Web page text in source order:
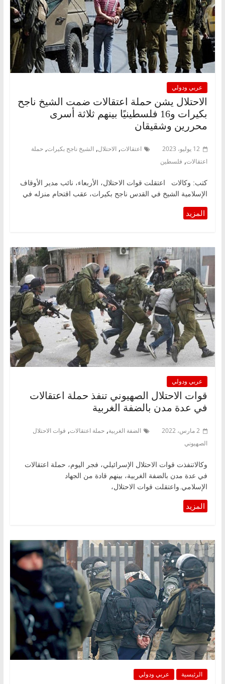
عربي ودولي
الاحتلال يشن حملة اعتقالات ضمت الشيخ ناجح
بكيرات و16 فلسطينيًا بينهم ثلاثة أسرى
محررين وشقيقان
12 يوليو، 2023 اعتقالات, الاحتلال, الشيخ ناجح بكيرات, حملة
اعتقالات, فلسطين
كتب: وكالات اعتقلت قوات الاحتلال، الأربعاء، نائب مدير الأوقاف
الإسلامية الشيخ في القدس ناجح بكيرات، عقب اقتحام منزله في
عربي ودولي
قوات الاحتلال الصهيوني تنفذ حملة اعتقالات
في عدة مدن بالضفة الغربية
2 مارس، 2022 الضفة الغربية, حملة اعتقالات, قوات الاحتلال
الصهيوني
وكالاتنفذت قوات الاحتلال الإسرائيلي، فجر اليوم، حملة اعتقالات
في عدة مدن بالضفة الغربية، بينهم قادة من الجهاد
الإسلامي.واعتقلت قوات الاحتلال،
الرئيسية عربي ودولي